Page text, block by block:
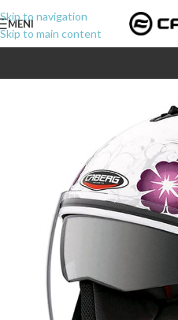
Skip to navigation
Skip to main content
MENI